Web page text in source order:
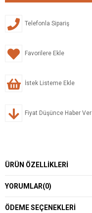
Telefonla Sipariş
Favorilere Ekle
İstek Listeme Ekle
Fiyat Düşünce Haber Ver
ÜRÜN ÖZELLIKLERI
YORUMLAR(0)
ÖDEME SEÇENEKLERI